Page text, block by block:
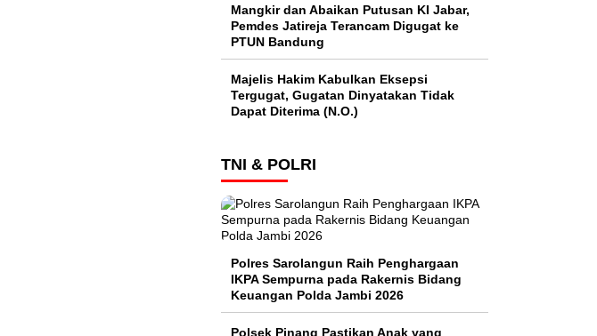
Mangkir dan Abaikan Putusan KI Jabar,
Pemdes Jatireja Terancam Digugat ke
PTUN Bandung
Majelis Hakim Kabulkan Eksepsi
Tergugat, Gugatan Dinyatakan Tidak
Dapat Diterima (N.O.)
TNI & POLRI
Polres Sarolangun Raih Penghargaan
IKPA Sempurna pada Rakernis Bidang
Keuangan Polda Jambi 2026
Polsek Pinang Pastikan Anak yang